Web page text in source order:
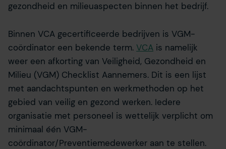
gezondheid en milieuaspecten binnen het bedrijf.
Binnen VCA gecertificeerde bedrijven is VGM-
coördinator een bekende term. VCA is namelijk
weer een afkorting van Veiligheid, Gezondheid en
Milieu (VGM) Checklist Aannemers. Dit is een lijst
met aandachtspunten en werkmethoden op het
gebied van veilig en gezond werken. Iedere
organisatie met personeel is wettelijk verplicht om
minimaal één VGM-
coördinator/Preventiemedewerker aan te stellen.